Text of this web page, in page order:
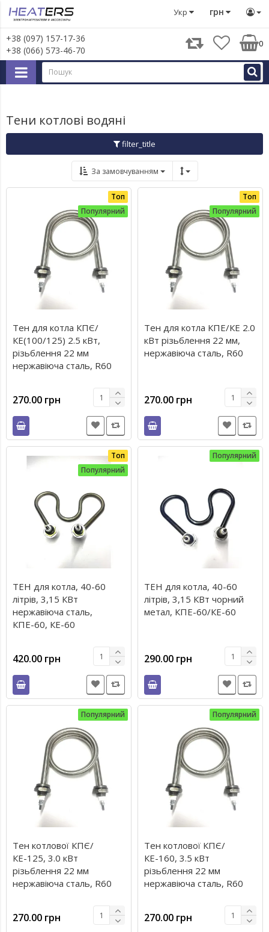
грн
Укр
+38 (097) 157-17-36
+38 (066) 573-46-70
0
Тени Тени котлові водяні
Тени котлові водяні
filter_title
За замовчуванням
Топ
Популярний
Тен для котла КПЄ/
КЕ(100/125) 2.5 кВт,
різьблення 22 мм
нержавіюча сталь, R60
270.00 грн
Топ
Популярний
Тен для котла КПЕ/КЕ 2.0
кВт різьблення 22 мм,
нержавіюча сталь, R60
270.00 грн
Топ
Популярний
ТЕН для котла, 40-60
літрів, 3,15 КВт
нержавіюча сталь,
КПЕ-60, КЕ-60
420.00 грн
Популярний
ТЕН для котла, 40-60
літрів, 3,15 КВт чорний
метал, КПЕ-60/КЕ-60
290.00 грн
Популярний
Тен котлової КПЄ/
КЕ-125, 3.0 кВт
різьблення 22 мм
нержавіюча сталь, R60
270.00 грн
Популярний
Тен котлової КПЄ/
КЕ-160, 3.5 кВт
різьблення 22 мм
нержавіюча сталь, R60
270.00 грн